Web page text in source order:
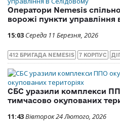
Оператори Nemesis
ворожі пункти управління
15:03 Середа 11 Березня, 2026
412 БРИГАДА NEMESIS 7 КОРПУС
СБС уразили комплекси
тимчасово окупованих
11:43Вівторок 24 Лютого, 2026